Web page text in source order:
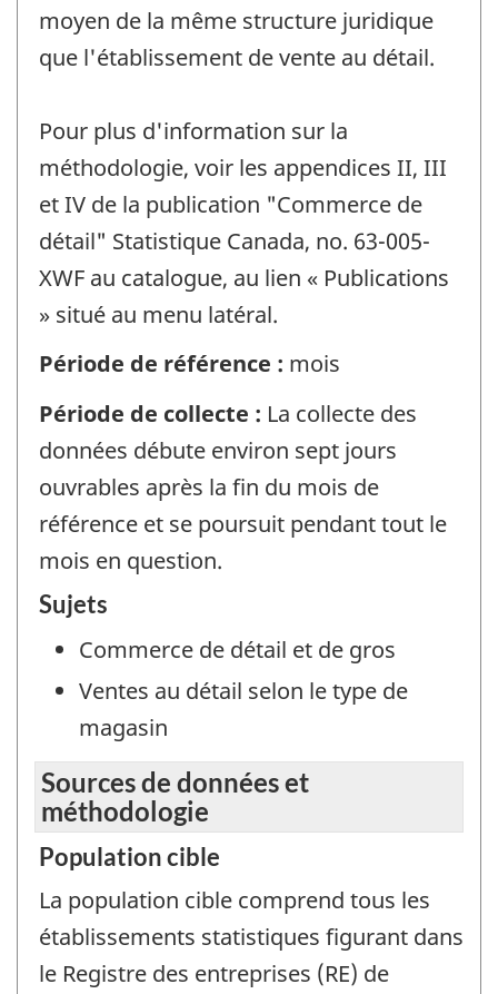
moyen de la même structure juridique
que l'établissement de vente au détail.
Pour plus d'information sur la
méthodologie, voir les appendices II, III
et IV de la publication "Commerce de
détail" Statistique Canada, no. 63-005-
XWF au catalogue, au lien « Publications
» situé au menu latéral.
Période de référence : mois
Période de collecte : La collecte des
données débute environ sept jours
ouvrables après la fin du mois de
référence et se poursuit pendant tout le
mois en question.
Sujets
Commerce de détail et de gros
Ventes au détail selon le type de
magasin
Sources de données et
méthodologie
Population cible
La population cible comprend tous les
établissements statistiques figurant dans
le Registre des entreprises (RE) de